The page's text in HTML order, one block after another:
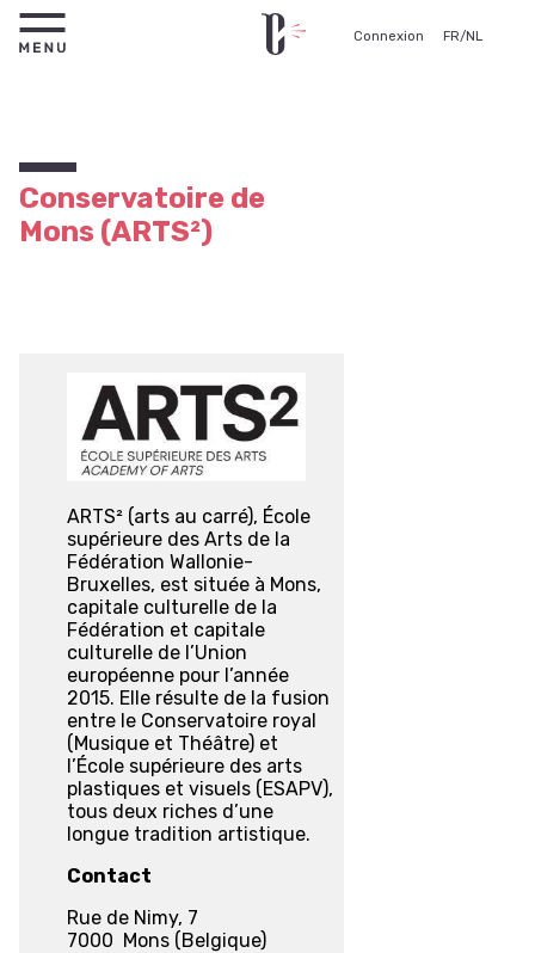
Connexion FR/NL
Conservatoire de
Mons (ARTS²)
ARTS² (arts au carré), École
supérieure des Arts de la
Fédération Wallonie-
Bruxelles, est située à Mons,
capitale culturelle de la
Fédération et capitale
culturelle de l’Union
européenne pour l’année
2015. Elle résulte de la fusion
entre le Conservatoire royal
(Musique et Théâtre) et
l’École supérieure des arts
plastiques et visuels (ESAPV),
tous deux riches d’une
longue tradition artistique.
Contact
Rue de Nimy, 7
7000 Mons (Belgique)